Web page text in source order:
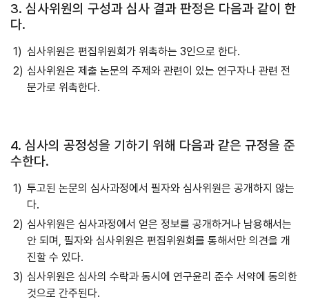
3. 심사위원의 구성과 심사 결과 판정은 다음과 같이 한
다.
심사위원은 편집위원회가 위촉하는 3인으로 한다.
심사위원은 제출 논문의 주제와 관련이 있는 연구자나 관련 전
문가로 위촉한다.
4. 심사의 공정성을 기하기 위해 다음과 같은 규정을 준
수한다.
투고된 논문의 심사과정에서 필자와 심사위원은 공개하지 않는
다.
심사위원은 심사과정에서 얻은 정보를 공개하거나 남용해서는
안 되며, 필자와 심사위원은 편집위원회를 통해서만 의견을 개
진할 수 있다.
심사위원은 심사의 수락과 동시에 연구윤리 준수 서약에 동의한
것으로 간주된다.